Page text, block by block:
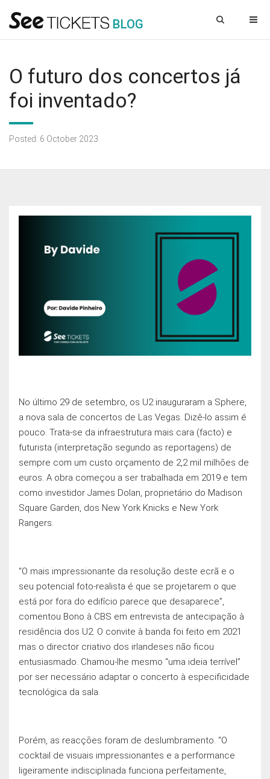
BLOG
O futuro dos concertos já
foi inventado?
Posted: 6 October 2023
No último 29 de setembro, os U2 inauguraram a Sphere,
a nova sala de concertos de Las Vegas. Dizê-lo assim é
pouco. Trata-se da infraestrutura mais cara (facto) e
futurista (interpretação segundo as reportagens) de
sempre com um custo orçamento de 2,2 mil milhōes de
euros. A obra começou a ser trabalhada em 2019 e tem
como investidor James Dolan, proprietário do Madison
Square Garden, dos New York Knicks e New York
Rangers.
“O mais impressionante da resolução deste ecrã e o
seu potencial foto-realista é que se projetarem o que
está por fora do edifício parece que desaparece”,
comentou Bono à CBS em entrevista de antecipação à
residência dos U2. O convite à banda foi feito em 2021
mas o director criativo dos irlandeses não ficou
entusiasmado. Chamou-lhe mesmo “uma ideia terrível”
por ser necessário adaptar o concerto à especificidade
tecnológica da sala.
Porém, as reacçōes foram de deslumbramento. “O
cocktail de visuais impressionantes e a performance
ligeiramente indisciplinada funciona perfeitamente,